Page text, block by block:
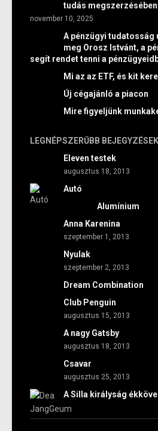
tudás
november 10, 2025
A pénzügyi tudatosság
meg Orosz Istvánt, a
segít rendet tenni a
Mi az az ETF, és kit
Új cégajánló a piacon
Mire figyeljünk
LEGNÉPSZERŰBB BEJEGYZÉSEK
Eleven testek
augusztus 18, 2013
Autó
Alumínium
Anna Karenina
szeptember 1, 2013
Nyulak
szeptember 2, 2013
Dream Combination
Club Penguin
augusztus 15, 2013
A nagy Gatsby
augusztus 18, 2013
Csavar
augusztus 25, 2013
A Silla királyság ékköve